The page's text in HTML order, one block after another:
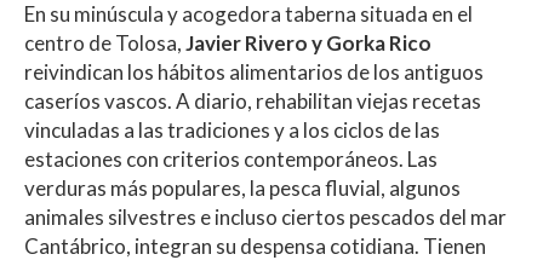
En su minúscula y acogedora taberna situada en el
centro de Tolosa,Javier Rivero y Gorka Rico
reivindican los hábitos alimentarios de los antiguos
caseríos vascos. A diario, rehabilitan viejas recetas
vinculadas a las tradiciones y a los ciclos de las
estaciones con criterios contemporáneos. Las
verduras más populares, la pesca fluvial, algunos
animales silvestres e incluso ciertos pescados del mar
Cantábrico, integran su despensa cotidiana. Tienen